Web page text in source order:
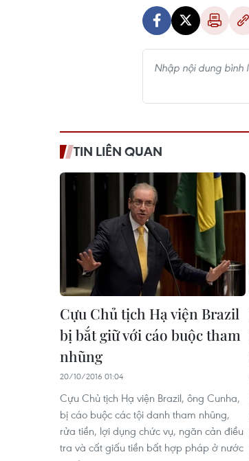
TIN LIÊN QUAN
Cựu Chủ tịch Hạ viện Brazil
bị bắt giữ với cáo buộc tham
nhũng
20/10/2016 01:04
Cựu Chủ tịch Hạ viện Brazil, ông Cunha,
bị cáo buộc các tội danh tham nhũng,
rửa tiền, lợi dụng chức vụ, ngăn cản điều
tra và cất giấu tiền bất hợp pháp ở nước